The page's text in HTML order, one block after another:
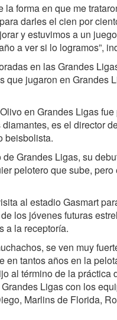
la forma en que me
darles el cien por
y estuvimos a un
a ver si lo logramos”,
en las Grandes
que jugaron en Grandes
en Grandes Ligas
es el director
beisbolista.
Grandes Ligas, su
pelotero que sube,
al estadio Gasmart
los jóvenes futuras
a la receptoría.
se ven muy
en tantos años en la
al término de la
Ligas con los
Marlins de Florida,